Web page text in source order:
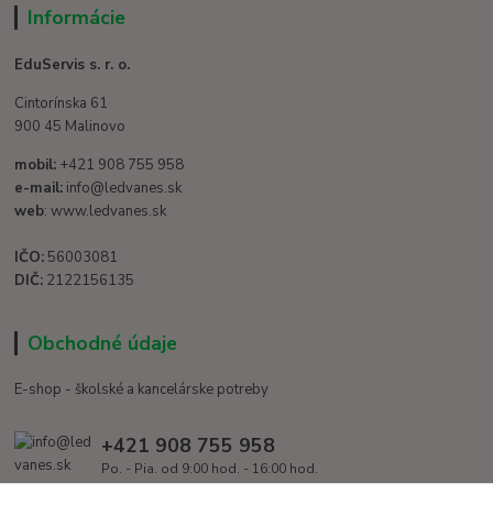
Informácie
EduServis s. r. o.
Cintorínska 61
900 45 Malinovo
mobil: +421 908 755 958
e-mail: info@ledvanes.sk
web: www.ledvanes.sk
IČO: 56003081
DIČ: 2122156135
Obchodné údaje
E-shop - školské a kancelárske potreby
+421 908 755 958
Po. - Pia. od 9:00 hod. - 16:00 hod.